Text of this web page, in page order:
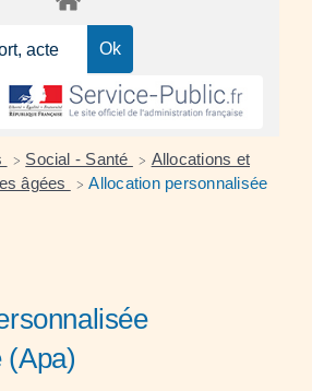
> Social - Santé > Allocations et
âgées
> Allocation personnalisée
(Apa)